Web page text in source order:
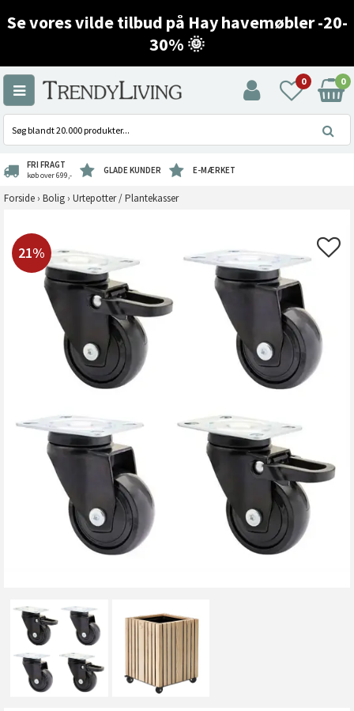
Se vores vilde tilbud på Hay havemøbler -20-
30% 🌞
0 0
FRI FRAGT
køb over 699,- GLADE KUNDER E-MÆRKET
Forside › Bolig › Urtepotter / Plantekasser
21%